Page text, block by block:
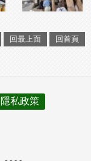
回最上面 回首頁
私政策